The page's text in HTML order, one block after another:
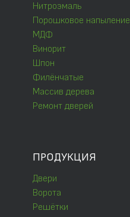
Нитроэмаль
Порошковое напыление
МДФ
Винорит
Шпон
Филёнчатые
Массив дерева
Ремонт дверей
ПРОДУКЦИЯ
Двери
Ворота
Решётки